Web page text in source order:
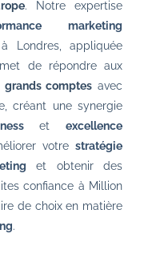
. Notre expertise
marketing
Londres, appliquée
de répondre aux
grands comptes avec
créant une synergie
etexcellence
votrestratégie
et obtenir des
confiance à Million
de choix en matière
.